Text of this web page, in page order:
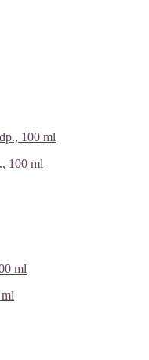
100 ml